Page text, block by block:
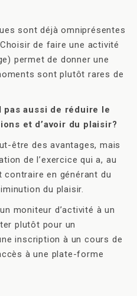
sont déjà omniprésentes
de faire une activité
permet de donner une
sont plutôt rares de
pas aussi de réduire le
et d’avoir du plaisir?
être des avantages, mais
de l’exercice qui a, au
en générant du
du plaisir.
moniteur d’activité à un
plutôt pour un
inscription à un cours de
à une plate-forme